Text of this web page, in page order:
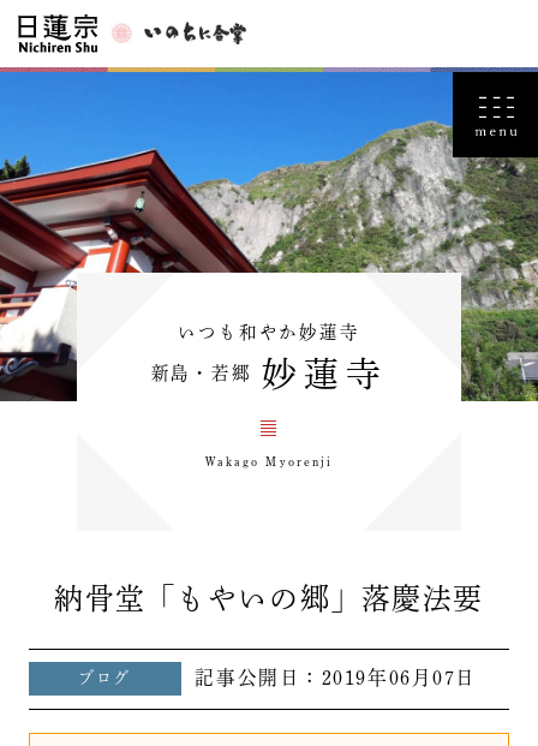
いつも和やか妙蓮寺
新島・若郷 妙蓮寺
Wakago Myorenji
納骨堂「もやいの郷」落慶法要
ブログ 記事公開日： 2019年06月07日